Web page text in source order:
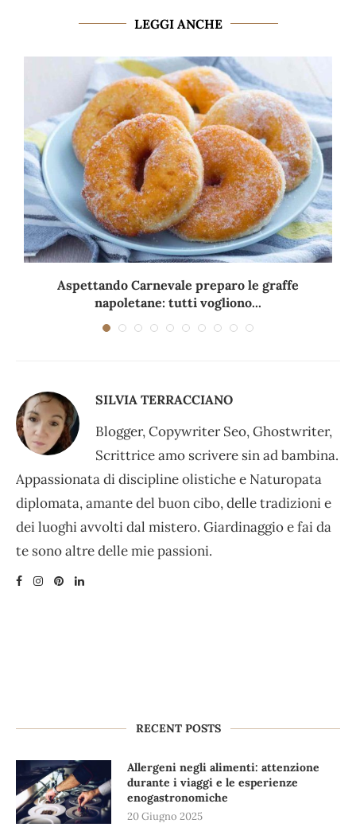
LEGGI ANCHE
Aspettando Carnevale preparo le graffe
napoletane: tutti vogliono...
SILVIA TERRACCIANO
Blogger, Copywriter Seo, Ghostwriter,
Scrittrice amo scrivere sin ad bambina.
Appassionata di discipline olistiche e Naturopata
diplomata, amante del buon cibo, delle tradizioni e
dei luoghi avvolti dal mistero. Giardinaggio e fai da
te sono altre delle mie passioni.
RECENT POSTS
Allergeni negli alimenti: attenzione
durante i viaggi e le esperienze
enogastronomiche
20 Giugno 2025